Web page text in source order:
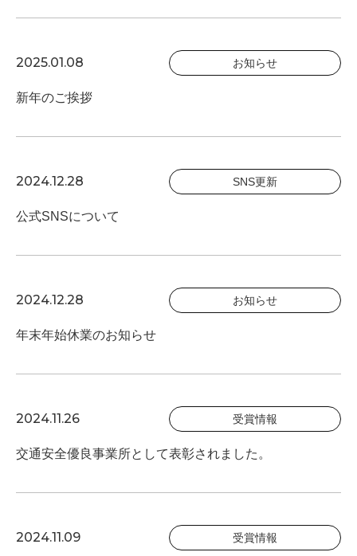
2025.01.08 お知らせ
新年のご挨拶
2024.12.28 SNS更新
公式SNSについて
2024.12.28 お知らせ
年末年始休業のお知らせ
2024.11.26 受賞情報
交通安全優良事業所として表彰されました。
2024.11.09 受賞情報